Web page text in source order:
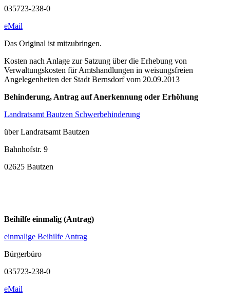
035723-238-0
eMail
Das Original ist mitzubringen.
Kosten nach Anlage zur Satzung über die Erhebung von
Verwaltungskosten für Amtshandlungen in weisungsfreien
Angelegenheiten der Stadt Bernsdorf vom 20.09.2013
Behinderung, Antrag auf Anerkennung oder Erhöhung
Landratsamt Bautzen Schwerbehinderung
über Landratsamt Bautzen
Bahnhofstr. 9
02625 Bautzen
Beihilfe einmalig (Antrag)
einmalige Beihilfe Antrag
Bürgerbüro
035723-238-0
eMail